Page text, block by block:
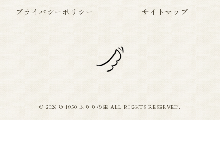
プライバシーポリシー サイトマップ
© 2026 © 1950 ふりりの里 ALL RIGHTS RESERVED.